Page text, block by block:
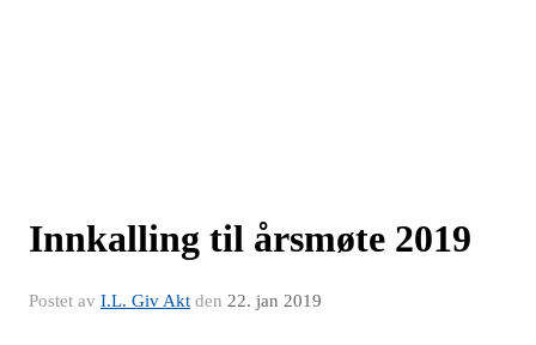
Innkalling til årsmøte 2019
Postet av I.L. Giv Akt den 22. jan 2019